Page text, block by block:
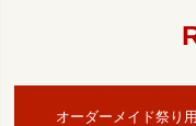
オーダーメイド祭り